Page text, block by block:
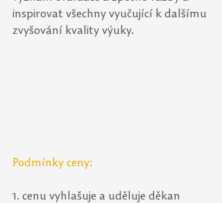
inspirovat všechny vyučující k dalšímu
zvyšování kvality výuky.
Podmínky ceny:
1. cenu vyhlašuje a uděluje děkan